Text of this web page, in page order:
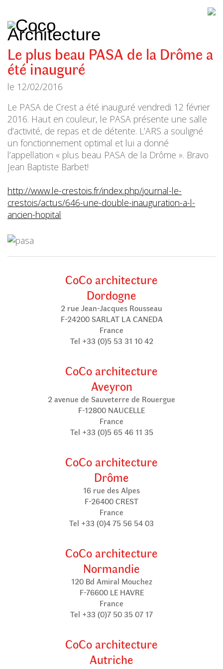
Architecture
architecture,
urbanisme,
etc.
Le plus beau PASA de la Drôme a
été inauguré
le 12/02/2016
Le PASA de Crest a été inauguré vendredi 12 février
2016. Haut en couleur, le PASA présente une salle
d’activité, de repas et de détente. L’ARS a souligné
un fonctionnement optimal et lui a donné
l’appellation « plus beau PASA de la Drôme ». Bravo
Jean Baptiste Barbet!
http://www.le-crestois.fr/index.php/journal-le-
crestois/actus/646-une-double-inauguration-a-l-
ancien-hopital
CoCo architecture
Dordogne
2 rue Jean-Jacques Rousseau
F-24200 SARLAT LA CANEDA
France
Tel +33 (0)5 53 31 10 42
CoCo architecture
Aveyron
2 avenue de Sauveterre de Rouergue
F-12800 NAUCELLE
France
Tel +33 (0)5 65 46 11 35
CoCo architecture
Drôme
16 rue des Alpes
F-26400 CREST
France
Tel +33 (0)4 75 56 54 03
CoCo architecture
Normandie
120 Bd Amiral Mouchez
F-76600 LE HAVRE
France
Tel +33 (0)7 50 35 07 17
CoCo architecture
Autriche